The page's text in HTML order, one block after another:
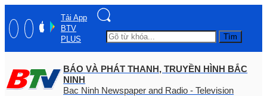
Tải App
BTV
PLUS
Tìm
BÁO VÀ PHÁT THANH, TRUYỀN HÌNH BẮC
NINH
Bac Ninh Newspaper and Radio - Television